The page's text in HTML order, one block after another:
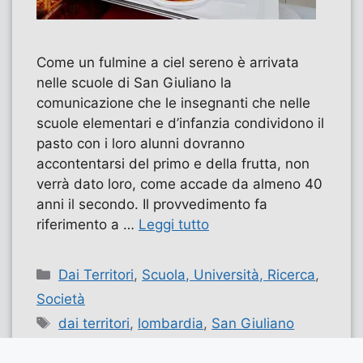
Come un fulmine a ciel sereno è arrivata
nelle scuole di San Giuliano la
comunicazione che le insegnanti che nelle
scuole elementari e d’infanzia condividono il
pasto con i loro alunni dovranno
accontentarsi del primo e della frutta, non
verrà dato loro, come accade da almeno 40
anni il secondo. Il provvedimento fa
riferimento a … Leggi tutto
Categorie
Dai Territori, Scuola, Università, Ricerca,
Società
Tag
dai territori, lombardia, San Giuliano